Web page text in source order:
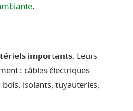
.
importants. Leurs
: câbles électriques
isolants, tuyauteries,